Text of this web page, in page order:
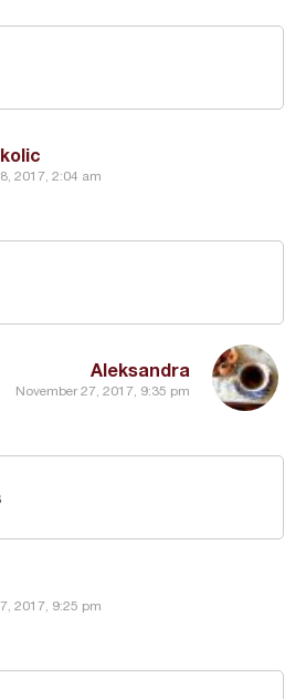
2017, 2:04 am
Aleksandra
November 27, 2017, 9:35 pm
2017, 9:25 pm